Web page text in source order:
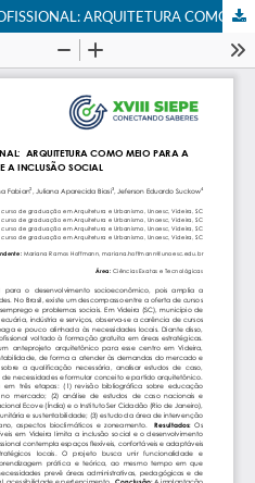
CENTRO DE EDUCAÇÃO PROFISSIONAL: ARQUITETURA COMO MEIO PARA A QUALIFICAÇÃO E A INCLUSÃO SOCIAL